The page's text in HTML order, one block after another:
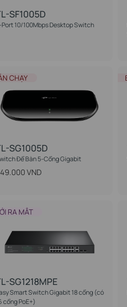
SF1005D
Port 10/100Mbps Desktop Switch
CHẠY
SG1005D
Để Bàn 5-Cổng Gigabit
VND
RA MẮT
SG1218MPE
Smart Switch Gigabit 18 cổng (có
cổng PoE+)